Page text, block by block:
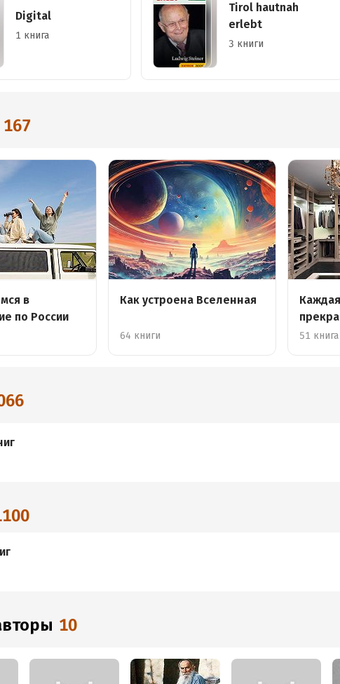
Digital
1 книга
Tirol hautnah
erlebt
3 книги
167
в
по России
Как устроена Вселенная
64 книги 51 книга
10